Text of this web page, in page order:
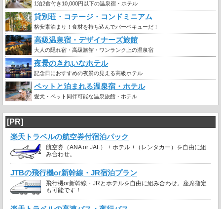
1泊2食付き10,000円以下の温泉宿・ホテル
貸別荘・コテージ・コンドミニアム
格安素泊まり！食材を持ち込んでバーベキューだ！
高級温泉宿・デザイナーズ旅館
大人の隠れ宿・高級旅館・ワンランク上の温泉宿
夜景のきれいなホテル
記念日におすすめの夜景の見える高級ホテル
ペットと泊まれる温泉宿・ホテル
愛犬・ペット同伴可能な温泉旅館・ホテル
[PR]
楽天トラベルの航空券付宿泊パック
航空券（ANA or JAL） + ホテル +（レンタカー）を自由に組
み合わせ。
JTBの飛行機or新幹線・JR宿泊プラン
飛行機or新幹線・JRとホテルを自由に組み合わせ。座席指定
も可能です！